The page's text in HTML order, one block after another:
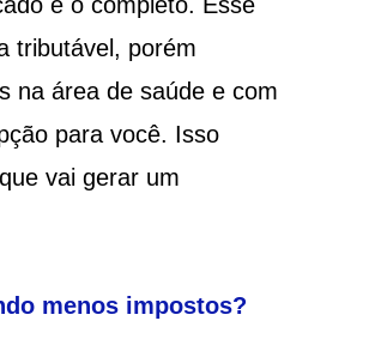
tributável, porém
na área de saúde e com
para você. Isso
vai gerar um
menos impostos?